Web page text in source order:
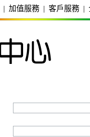
| 加值服務 | 客戶服務 |